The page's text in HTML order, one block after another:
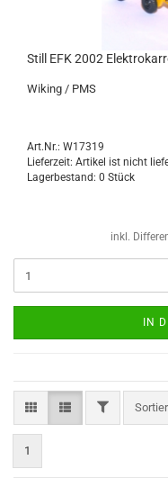
Still EFK 2002
Wi­king / PMS
Art.Nr.: W17319
Lieferzeit: Artikel ist nicht
Lagerbestand: 0 Stück
inkl.
IN
1